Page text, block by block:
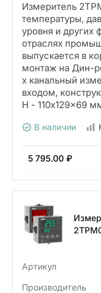
Измеритель
температуры,
уровня и других
отраслях
выпускается в
монтаж на Дин-
х канальный
входом,
Н - 110x129x69
В наличии
5 795.00 ₽
Артикул
Производитель